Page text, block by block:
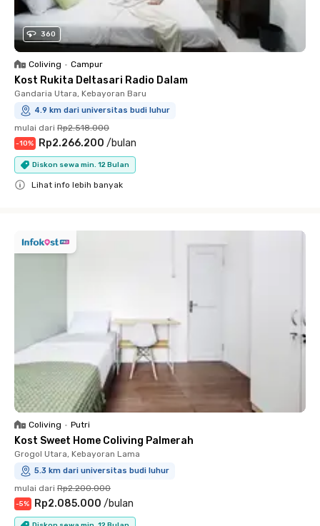
360
Coliving • Campur
Kost Rukita Deltasari Radio Dalam
Gandaria Utara, Kebayoran Baru
4.9 km dari universitas budi luhur
mulai dari Rp2.518.000
-10% Rp2.266.200 /bulan
Diskon sewa min. 12 Bulan
Lihat info lebih banyak
Coliving • Putri
Kost Sweet Home Coliving Palmerah
Grogol Utara, Kebayoran Lama
5.3 km dari universitas budi luhur
mulai dari Rp2.200.000
-5% Rp2.085.000 /bulan